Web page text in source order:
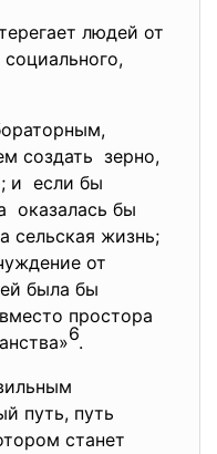
людей от
создать зерно,
и если бы
оказалась бы
сельская жизнь;
от
была бы
простора
6.
путь, путь
станет